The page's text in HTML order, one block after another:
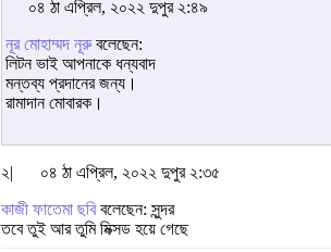
০৪ ঠা এপ্রিল, ২০২২ দুপুর ২:৪৯
নূর মোহাম্মদ নূরুবলেছেন:
লিটন ভাই আপনাকে ধন্যবাদ
মন্তব্য প্রদানের জন্য।
রামাদান মোবারক।
২| ০৪ ঠা এপ্রিল, ২০২২ দুপুর ২:৩৫
কাজী ফাতেমা ছবিবলেছেন: সুন্দর
তবে তুই আর তুমি মিক্সড হয়ে গেছে